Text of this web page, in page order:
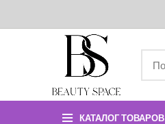
КАТАЛОГ ТОВАРОВ